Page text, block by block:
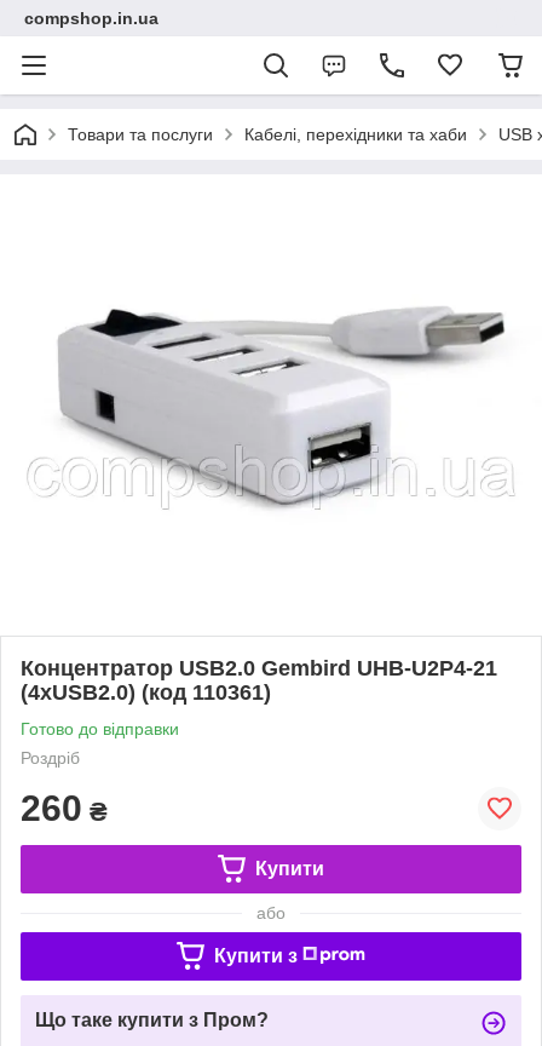
compshop.in.ua
Товари та послуги Кабелі, перехідники та хаби USB
Концентратор USB2.0 Gembird UHB-U2P4-21
(4xUSB2.0) (код 110361)
Готово до відправки
Роздріб
260 ₴
Купити
або
Купити з
Що таке купити з Пром?